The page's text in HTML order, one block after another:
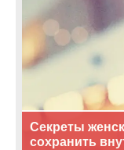
Секреты
сохранить